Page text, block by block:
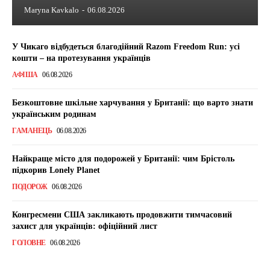
Maryna Kavkalo - 06.08.2026
У Чикаго відбудеться благодійний Razom Freedom Run: усі
кошти – на протезування українців
АФІША 06.08.2026
Безкоштовне шкільне харчування у Британії: що варто знати
українським родинам
ГАМАНЕЦЬ 06.08.2026
Найкраще місто для подорожей у Британії: чим Брістоль
підкорив Lonely Planet
ПОДОРОЖ 06.08.2026
Конгресмени США закликають продовжити тимчасовий
захист для українців: офіційний лист
ГОЛОВНЕ 06.08.2026